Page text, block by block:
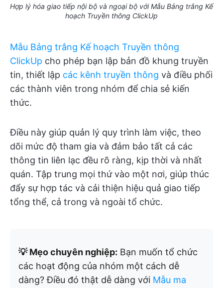
Hợp lý hóa giao tiếp nội bộ và ngoại bộ với Mẫu Bảng trắng Kế
hoạch Truyền thông ClickUp
Mẫu Bảng trắng Kế hoạch Truyền thông
ClickUp cho phép bạn lập bản đồ khung truyền
tin, thiết lập các kênh truyền thông và điều phối
các thành viên trong nhóm để chia sẻ kiến
thức.
Điều này giúp quản lý quy trình làm việc, theo
dõi mức độ tham gia và đảm bảo tất cả các
thông tin liên lạc đều rõ ràng, kịp thời và nhất
quán. Tập trung mọi thứ vào một nơi, giúp thúc
đẩy sự hợp tác và cải thiện hiệu quả giao tiếp
tổng thể, cả trong và ngoài tổ chức.
💡 Mẹo chuyên nghiệp: Bạn muốn tổ chức
các hoạt động của nhóm một cách dễ
dàng? Điều đó thật dễ dàng với Mẫu ma